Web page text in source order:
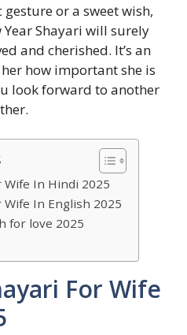
or a sweet wish,
Shayari will surely
and cherished. It’s an
how important she is
look forward to another
Wife In Hindi 2025
Wife In English 2025
for love 2025
For Wife